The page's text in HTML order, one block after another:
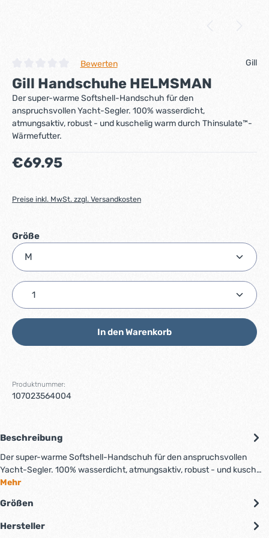
Durchschnittliche Bewertung von 0 von 5 Sternen
Bewerten Gill
Gill Handschuhe HELMSMAN
Der super-warme Softshell-Handschuh für den
anspruchsvollen Yacht-Segler. 100% wasserdicht,
atmungsaktiv, robust - und kuschelig warm durch Thinsulate™-
Wärmefutter.
Regulärer Preis:
€69.95
Preise inkl. MwSt. zzgl. Versandkosten
Größeauswählen
Produkt Anzahl: Gib den gewünschten Wert ein
In den Warenkorb
Produktnummer:
107023564004
Beschreibung
Der super-warme Softshell-Handschuh für den anspruchsvollen
Yacht-Segler. 100% wasserdicht, atmungsaktiv, robust - und kusch…
Mehr
Größen
Hersteller